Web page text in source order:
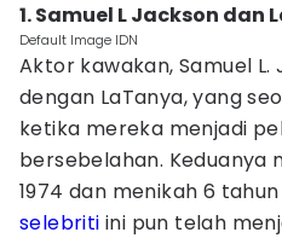
1. Samuel L Jackson dan
Default Image IDN
Aktor kawakan, Samuel
dengan LaTanya, yang
ketika mereka menjadi
bersebelahan. Keduanya
1974 dan menikah 6
selebriti ini pun telah